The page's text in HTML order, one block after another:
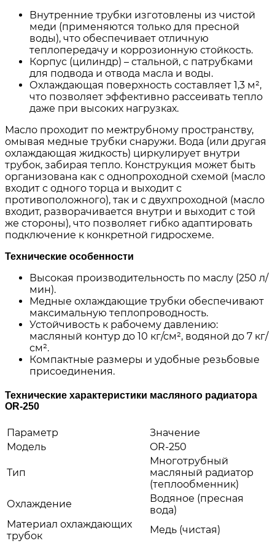
Внутренние трубки изготовлены из чистой
меди (применяются только для пресной
воды), что обеспечивает отличную
теплопередачу и коррозионную стойкость.
Корпус (цилиндр) – стальной, с патрубками
для подвода и отвода масла и воды.
Охлаждающая поверхность составляет 1,3 м²,
что позволяет эффективно рассеивать тепло
даже при высоких нагрузках.
Масло проходит по межтрубному пространству,
омывая медные трубки снаружи. Вода (или другая
охлаждающая жидкость) циркулирует внутри
трубок, забирая тепло. Конструкция может быть
организована как с однопроходной схемой (масло
входит с одного торца и выходит с
противоположного), так и с двухпроходной (масло
входит, разворачивается внутри и выходит с той
же стороны), что позволяет гибко адаптировать
подключение к конкретной гидросхеме.
Технические особенности
Высокая производительность по маслу (250 л/
мин).
Медные охлаждающие трубки обеспечивают
максимальную теплопроводность.
Устойчивость к рабочему давлению:
масляный контур до 10 кг/см², водяной до 7 кг/
см².
Компактные размеры и удобные резьбовые
присоединения.
Технические характеристики масляного радиатора
OR-250
Параметр
Значение
Модель
OR-250
Тип
Многотрубный
масляный радиатор
(теплообменник)
Охлаждение
Водяное (пресная
вода)
Материал охлаждающих
трубок
Медь (чистая)